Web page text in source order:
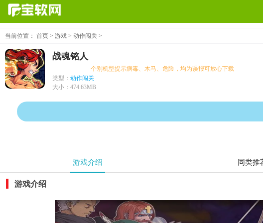
当前位置： 首页 > 游戏 > 动作闯关 >
战魂铭人
个别机型提示病毒、木马、危险，均为误报可放心下载
类型： 动作闯关
大小： 474.63MB
游戏介绍 同类推
游戏介绍